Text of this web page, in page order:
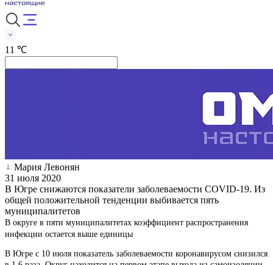
11 ℃
Мария Левонян
31 июля 2020
В Югре снижаются показатели заболеваемости COVID-19. Из
общей положительной тенденции выбивается пять
муниципалитетов
В округе в пяти муниципалитетах коэффициент распространения
инфекции остается выше единицы
В Югре с 10 июля показатель заболеваемости коронавирусом снизился